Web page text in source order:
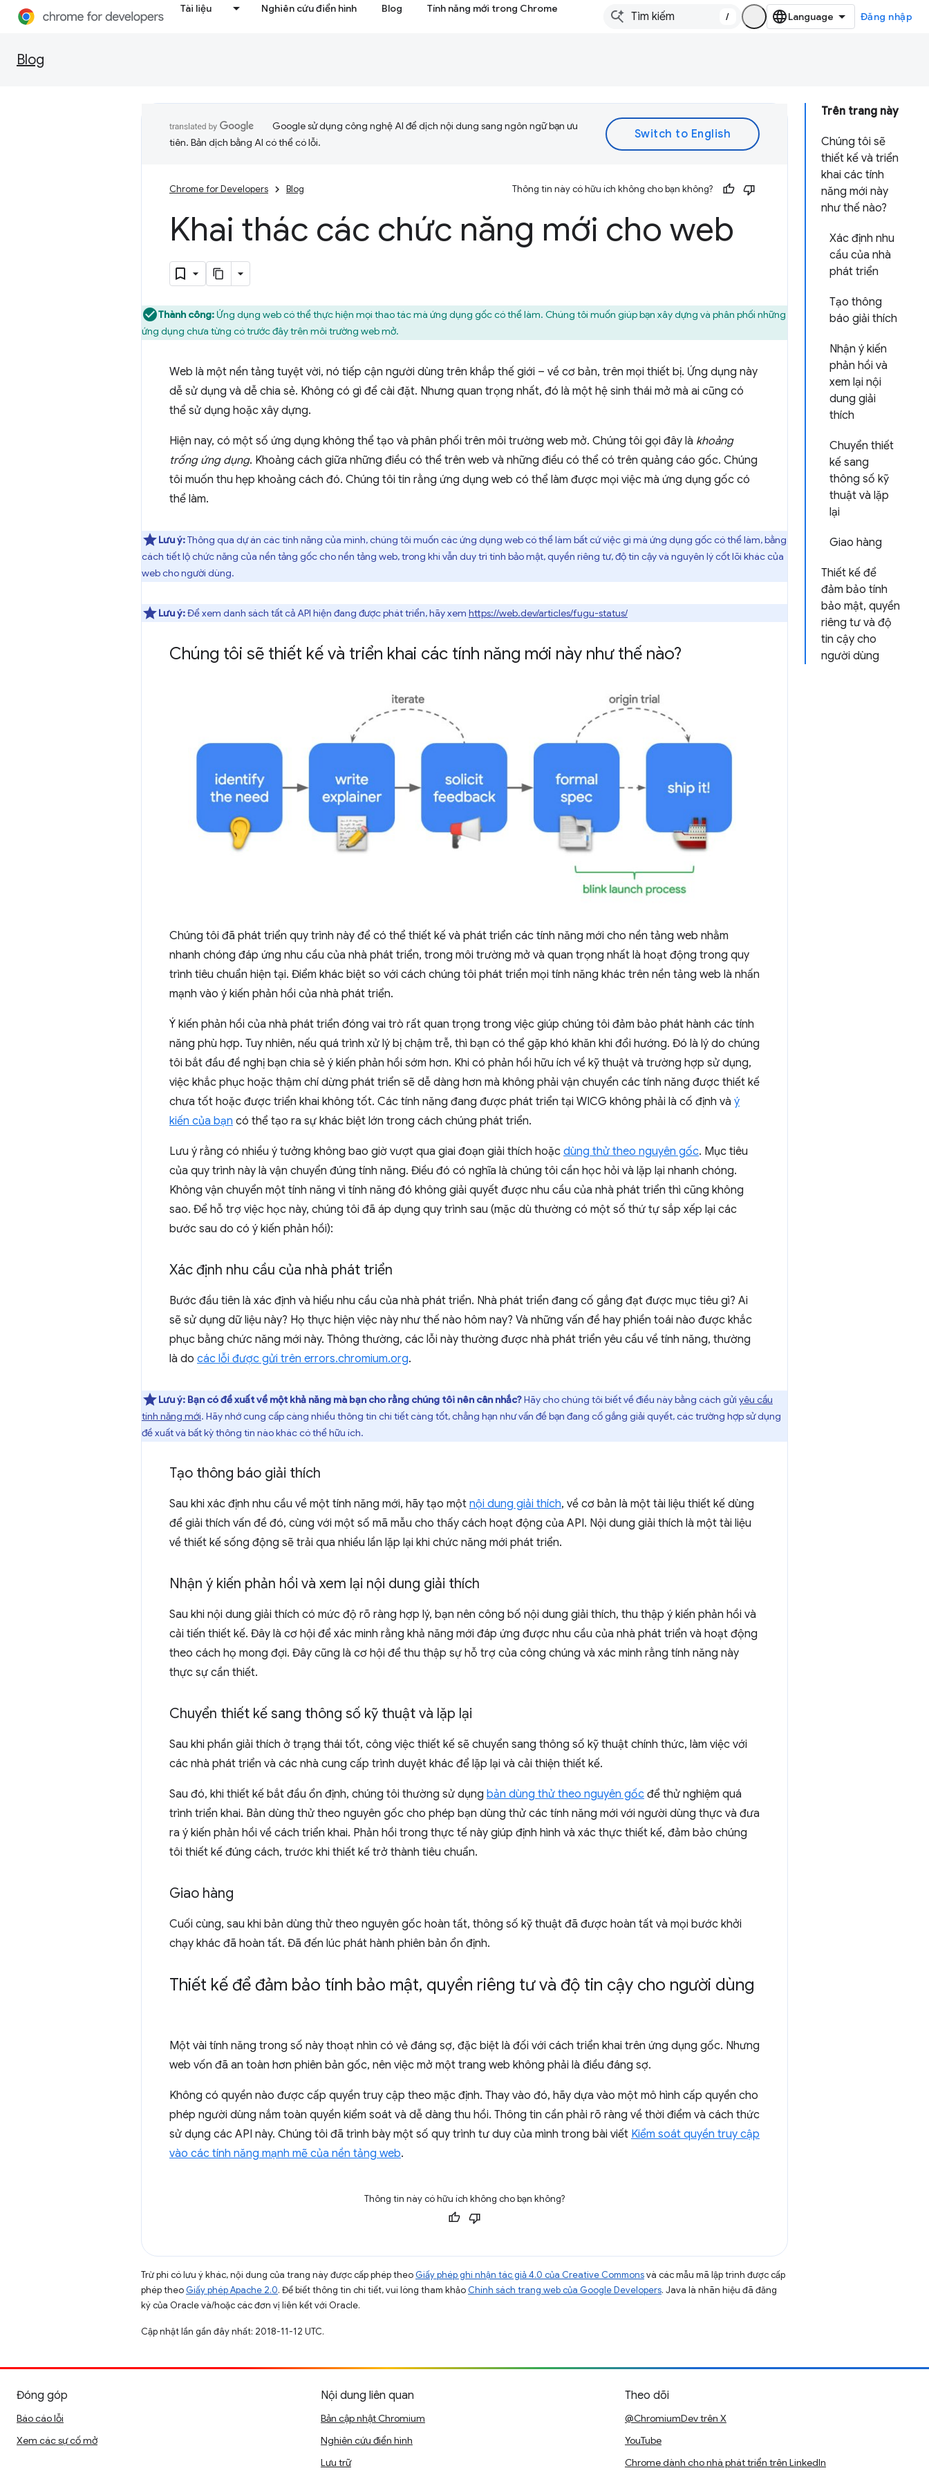
Tài liệu Nghiên cứu điển hình Blog Tính năng mới trong Chrome
/ Đăng nhập
Blog
Trên trang này
Chúng tôi sẽ
thiết kế và triển
khai các tính
năng mới này
như thế nào?
Xác định nhu
cầu của nhà
phát triển
Tạo thông
báo giải thích
Nhận ý kiến
phản hồi và
xem lại nội
dung giải
thích
Chuyển thiết
kế sang
thông số kỹ
thuật và lặp
lại
Giao hàng
Thiết kế để
đảm bảo tính
bảo mật, quyền
riêng tư và độ
tin cậy cho
người dùng
Google sử dụng công nghệ AI để dịch nội dung sang ngôn ngữ bạn ưu
tiên. Bản dịch bằng AI có thể có lỗi.
Chrome for Developers Blog Thông tin này có hữu ích không cho bạn không?
Khai thác các chức năng mới cho web
Thành công: Ứng dụng web có thể thực hiện mọi thao tác mà ứng dụng gốc có thể làm. Chúng tôi muốn giúp bạn xây dựng và phân phối những
ứng dụng chưa từng có trước đây trên môi trường web mở.
Web là một nền tảng tuyệt vời, nó tiếp cận người dùng trên khắp thế giới – về cơ bản, trên mọi thiết bị. Ứng dụng này
dễ sử dụng và dễ chia sẻ. Không có gì để cài đặt. Nhưng quan trọng nhất, đó là một hệ sinh thái mở mà ai cũng có
thể sử dụng hoặc xây dựng.
Hiện nay, có một số ứng dụng không thể tạo và phân phối trên môi trường web mở. Chúng tôi gọi đây là khoảng
trống ứng dụng. Khoảng cách giữa những điều có thể trên web và những điều có thể có trên quảng cáo gốc. Chúng
tôi muốn thu hẹp khoảng cách đó. Chúng tôi tin rằng ứng dụng web có thể làm được mọi việc mà ứng dụng gốc có
thể làm.
Lưu ý:Thông qua dự án các tính năng của mình, chúng tôi muốn các ứng dụng web có thể làm bất cứ việc gì mà ứng dụng gốc có thể làm, bằng
cách tiết lộ chức năng của nền tảng gốc cho nền tảng web, trong khi vẫn duy trì tính bảo mật, quyền riêng tư, độ tin cậy và nguyên lý cốt lõi khác của
web cho người dùng.
Lưu ý:Để xem danh sách tất cả API hiện đang được phát triển, hãy xem https://web.dev/articles/fugu-status/
Chúng tôi sẽ thiết kế và triển khai các tính năng mới này như thế nào?
Chúng tôi đã phát triển quy trình này để có thể thiết kế và phát triển các tính năng mới cho nền tảng web nhằm
nhanh chóng đáp ứng nhu cầu của nhà phát triển, trong môi trường mở và quan trọng nhất là hoạt động trong quy
trình tiêu chuẩn hiện tại. Điểm khác biệt so với cách chúng tôi phát triển mọi tính năng khác trên nền tảng web là nhấn
mạnh vào ý kiến phản hồi của nhà phát triển.
Ý kiến phản hồi của nhà phát triển đóng vai trò rất quan trọng trong việc giúp chúng tôi đảm bảo phát hành các tính
năng phù hợp. Tuy nhiên, nếu quá trình xử lý bị chậm trễ, thì bạn có thể gặp khó khăn khi đổi hướng. Đó là lý do chúng
tôi bắt đầu đề nghị bạn chia sẻ ý kiến phản hồi sớm hơn. Khi có phản hồi hữu ích về kỹ thuật và trường hợp sử dụng,
việc khắc phục hoặc thậm chí dừng phát triển sẽ dễ dàng hơn mà không phải vận chuyển các tính năng được thiết kế
chưa tốt hoặc được triển khai không tốt. Các tính năng đang được phát triển tại WICG không phải là cố định và ý
kiến của bạn có thể tạo ra sự khác biệt lớn trong cách chúng phát triển.
Lưu ý rằng có nhiều ý tưởng không bao giờ vượt qua giai đoạn giải thích hoặc dùng thử theo nguyên gốc. Mục tiêu
của quy trình này là vận chuyển đúng tính năng. Điều đó có nghĩa là chúng tôi cần học hỏi và lặp lại nhanh chóng.
Không vận chuyển một tính năng vì tính năng đó không giải quyết được nhu cầu của nhà phát triển thì cũng không
sao. Để hỗ trợ việc học này, chúng tôi đã áp dụng quy trình sau (mặc dù thường có một số thứ tự sắp xếp lại các
bước sau do có ý kiến phản hồi):
Xác định nhu cầu của nhà phát triển
Bước đầu tiên là xác định và hiểu nhu cầu của nhà phát triển. Nhà phát triển đang cố gắng đạt được mục tiêu gì? Ai
sẽ sử dụng dữ liệu này? Họ thực hiện việc này như thế nào hôm nay? Và những vấn đề hay phiền toái nào được khắc
phục bằng chức năng mới này. Thông thường, các lỗi này thường được nhà phát triển yêu cầu về tính năng, thường
là do các lỗi được gửi trên errors.chromium.org.
Lưu ý: Bạn có đề xuất về một khả năng mà bạn cho rằng chúng tôi nên cân nhắc?Hãy cho chúng tôi biết về điều này bằng cách gửi yêu cầu
tính năng mới. Hãy nhớ cung cấp càng nhiều thông tin chi tiết càng tốt, chẳng hạn như vấn đề bạn đang cố gắng giải quyết, các trường hợp sử dụng
đề xuất và bất kỳ thông tin nào khác có thể hữu ích.
Tạo thông báo giải thích
Sau khi xác định nhu cầu về một tính năng mới, hãy tạo một nội dung giải thích, về cơ bản là một tài liệu thiết kế dùng
để giải thích vấn đề đó, cùng với một số mã mẫu cho thấy cách hoạt động của API. Nội dung giải thích là một tài liệu
về thiết kế sống động sẽ trải qua nhiều lần lặp lại khi chức năng mới phát triển.
Nhận ý kiến phản hồi và xem lại nội dung giải thích
Sau khi nội dung giải thích có mức độ rõ ràng hợp lý, bạn nên công bố nội dung giải thích, thu thập ý kiến phản hồi và
cải tiến thiết kế. Đây là cơ hội để xác minh rằng khả năng mới đáp ứng được nhu cầu của nhà phát triển và hoạt động
theo cách họ mong đợi. Đây cũng là cơ hội để thu thập sự hỗ trợ của công chúng và xác minh rằng tính năng này
thực sự cần thiết.
Chuyển thiết kế sang thông số kỹ thuật và lặp lại
Sau khi phần giải thích ở trạng thái tốt, công việc thiết kế sẽ chuyển sang thông số kỹ thuật chính thức, làm việc với
các nhà phát triển và các nhà cung cấp trình duyệt khác để lặp lại và cải thiện thiết kế.
Sau đó, khi thiết kế bắt đầu ổn định, chúng tôi thường sử dụng bản dùng thử theo nguyên gốc để thử nghiệm quá
trình triển khai. Bản dùng thử theo nguyên gốc cho phép bạn dùng thử các tính năng mới với người dùng thực và đưa
ra ý kiến phản hồi về cách triển khai. Phản hồi trong thực tế này giúp định hình và xác thực thiết kế, đảm bảo chúng
tôi thiết kế đúng cách, trước khi thiết kế trở thành tiêu chuẩn.
Giao hàng
Cuối cùng, sau khi bản dùng thử theo nguyên gốc hoàn tất, thông số kỹ thuật đã được hoàn tất và mọi bước khởi
chạy khác đã hoàn tất. Đã đến lúc phát hành phiên bản ổn định.
Thiết kế để đảm bảo tính bảo mật, quyền riêng tư và độ tin cậy cho người dùng
Một vài tính năng trong số này thoạt nhìn có vẻ đáng sợ, đặc biệt là đối với cách triển khai trên ứng dụng gốc. Nhưng
web vốn đã an toàn hơn phiên bản gốc, nên việc mở một trang web không phải là điều đáng sợ.
Không có quyền nào được cấp quyền truy cập theo mặc định. Thay vào đó, hãy dựa vào một mô hình cấp quyền cho
phép người dùng nắm toàn quyền kiểm soát và dễ dàng thu hồi. Thông tin cần phải rõ ràng về thời điểm và cách thức
sử dụng các API này. Chúng tôi đã trình bày một số quy trình tư duy của mình trong bài viết Kiểm soát quyền truy cập
vào các tính năng mạnh mẽ của nền tảng web.
Thông tin này có hữu ích không cho bạn không?
Trừ phi có lưu ý khác, nội dung của trang này được cấp phép theo Giấy phép ghi nhận tác giả 4.0 của Creative Commonsvà các mẫu mã lập trình được cấp
phép theo Giấy phép Apache 2.0. Để biết thông tin chi tiết, vui lòng tham khảo Chính sách trang web của Google Developers. Java là nhãn hiệu đã đăng
ký của Oracle và/hoặc các đơn vị liên kết với Oracle.
Cập nhật lần gần đây nhất: 2018-11-12 UTC.
Đóng góp
Báo cáo lỗi
Xem các sự cố mở
Nội dung liên quan
Bản cập nhật Chromium
Nghiên cứu điển hình
Lưu trữ
Theo dõi
@ChromiumDev trên X
YouTube
Chrome dành cho nhà phát triển trên LinkedIn